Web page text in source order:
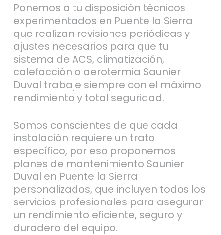
Ponemos a tu disposición técnicos
experimentados en Puente la Sierra
que realizan revisiones periódicas y
ajustes necesarios para que tu
sistema de ACS, climatización,
calefacción o aerotermia Saunier
Duval trabaje siempre con el máximo
rendimiento y total seguridad.
Somos conscientes de que cada
instalación requiere un trato
específico, por eso proponemos
planes de mantenimiento Saunier
Duval en Puente la Sierra
personalizados, que incluyen todos los
servicios profesionales para asegurar
un rendimiento eficiente, seguro y
duradero del equipo.